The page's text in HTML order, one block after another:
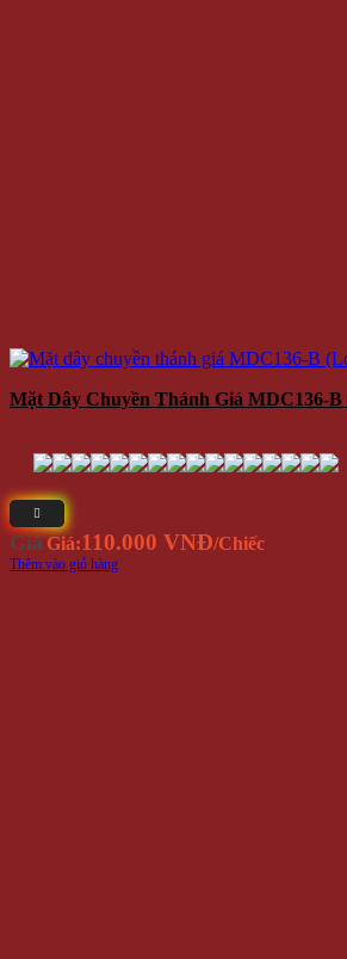
Mặt Dây Chuyền Thánh Giá MDC136-
Giá Giá:110.000 VNĐ/Chiếc
Thêm vào giỏ hàng